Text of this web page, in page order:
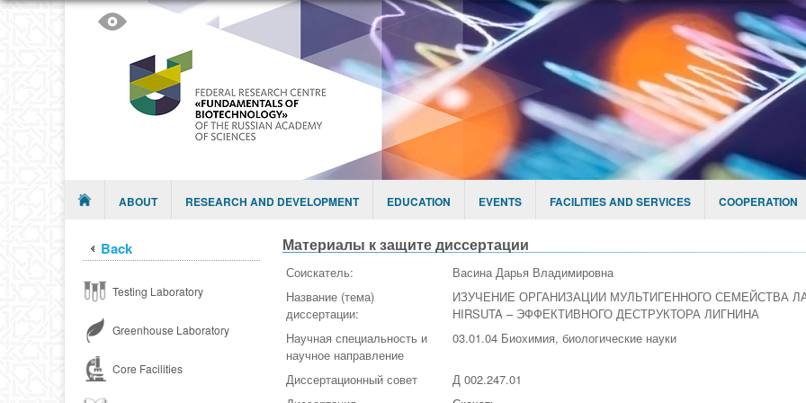
Menu ABOUT RESEARCH AND DEVELOPMENT EDUCATION EVENTS FACILITIES AND SERVICES COOPERATION
Back
Testing Laboratory
Greenhouse Laboratory
Core Facilities
Материалы к защите диссертации
Соискатель:
Васина Дарья Владимировна
Название (тема)
диссертации:
ИЗУЧЕНИЕ ОРГАНИЗАЦИИ МУЛЬТИГЕННОГО СЕМЕЙСТВА
HIRSUTA – ЭФФЕКТИВНОГО ДЕСТРУКТОРА ЛИГНИНА
Научная специальность и
научное направление
03.01.04 Биохимия, биологические науки
Диссертационный совет
Д 002.247.01